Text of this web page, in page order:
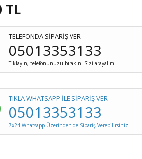
TL
TELEFONDA SİPARİŞ VER
05013353133
Tıklayın, telefonunuzu bırakın. Sizi arayalım.
TIKLA WHATSAPP İLE SİPARİŞ VER
05013353133
7x24 Whatsapp Üzerinden de Sipariş Verebilirsiniz.